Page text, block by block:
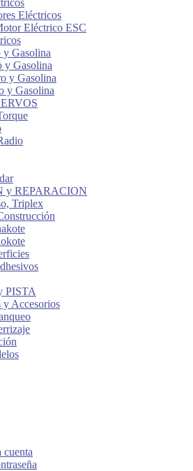
Eléctricos
Eléctrico ESC
Gasolina
y Gasolina
y Gasolina
y Gasolina
y REPARACION
Triplex
PISTA
y Accesorios
cuenta